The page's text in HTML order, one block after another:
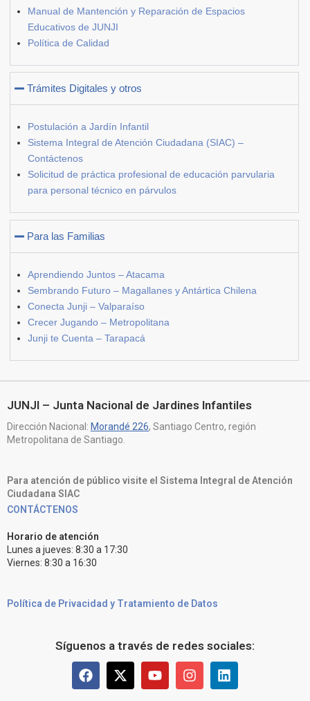
Manual de Mantención y Reparación de Espacios
Educativos de JUNJI
Política de Calidad
Trámites Digitales y otros
Postulación a Jardín Infantil
Sistema Integral de Atención Ciudadana (SIAC) –
Contáctenos
Solicitud de práctica profesional de educación parvularia
para personal técnico en párvulos
Para las Familias
Aprendiendo Juntos – Atacama
Sembrando Futuro – Magallanes y Antártica Chilena
Conecta Junji – Valparaíso
Crecer Jugando – Metropolitana
Junji te Cuenta – Tarapacá
JUNJI – Junta Nacional de Jardines Infantiles
Dirección Nacional: Morandé 226, Santiago Centro, región
Metropolitana de Santiago.
Para atención de público visite el Sistema Integral de Atención
Ciudadana SIAC
CONTÁCTENOS
Horario de atención
Lunes a jueves: 8:30 a 17:30
Viernes: 8:30 a 16:30
Política de Privacidad y Tratamiento de Datos
Síguenos a través de redes sociales: